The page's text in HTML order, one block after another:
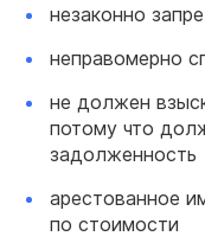
незаконно
неправомерно
не должен
потому что
задолженность
арестованное
по стоимости